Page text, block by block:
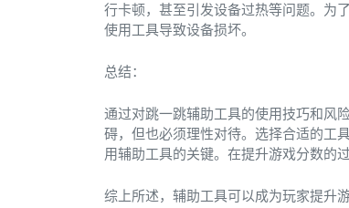
行卡顿，甚至引发设备过热等问题。为
使用工具导致设备损坏。
总结：
通过对跳一跳辅助工具的使用技巧和风
碍，但也必须理性对待。选择合适的工
用辅助工具的关键。在提升游戏分数的
综上所述，辅助工具可以成为玩家提升